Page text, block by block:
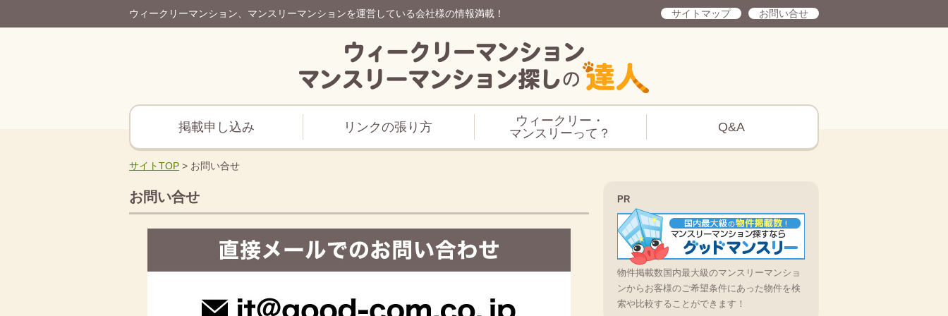
ウィークリーマンション、マンスリーマンションを運営している会社様の情報満載！ お問い合せ
サイトマップ
掲載申し込み リンクの張り方
ウィークリー・
マンスリーって？
Q&A
サイトTOP > お問い合せ
お問い合せ PR
物件掲載数国内最大級のマンスリーマンショ
ンからお客様のご希望条件にあった物件を検
索や比較することができます！